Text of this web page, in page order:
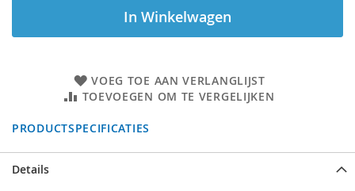
In Winkelwagen
VOEG TOE AAN VERLANGLIJST
TOEVOEGEN OM TE VERGELIJKEN
PRODUCTSPECIFICATIES
Details